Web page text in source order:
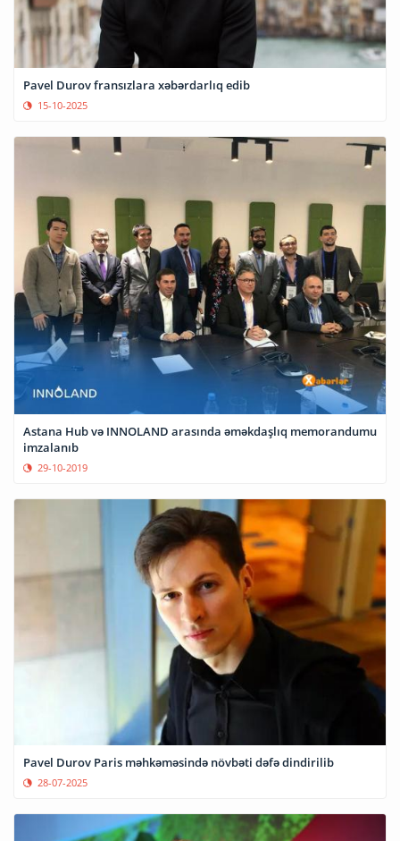
Pavel Durov fransızlara xəbərdarlıq edib
15-10-2025
Astana Hub və INNOLAND arasında əməkdaşlıq memorandumu
imzalanıb
29-10-2019
Pavel Durov Paris məhkəməsində növbəti dəfə dindirilib
28-07-2025